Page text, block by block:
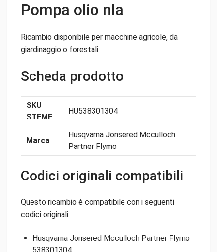
Pompa olio nla
Ricambio disponibile per macchine agricole, da
giardinaggio o forestali.
Scheda prodotto
SKU
STEME
HU538301304
Marca
Husqvarna Jonsered Mcculloch
Partner Flymo
Codici originali compatibili
Questo ricambio è compatibile con i seguenti
codici originali:
Husqvarna Jonsered Mcculloch Partner Flymo
538301304